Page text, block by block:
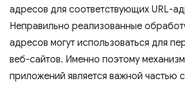
адресов для соответствующих URL-
Неправильно реализованные
адресов могут использоваться для
веб-сайтов. Именно поэтому
приложений является важной частью